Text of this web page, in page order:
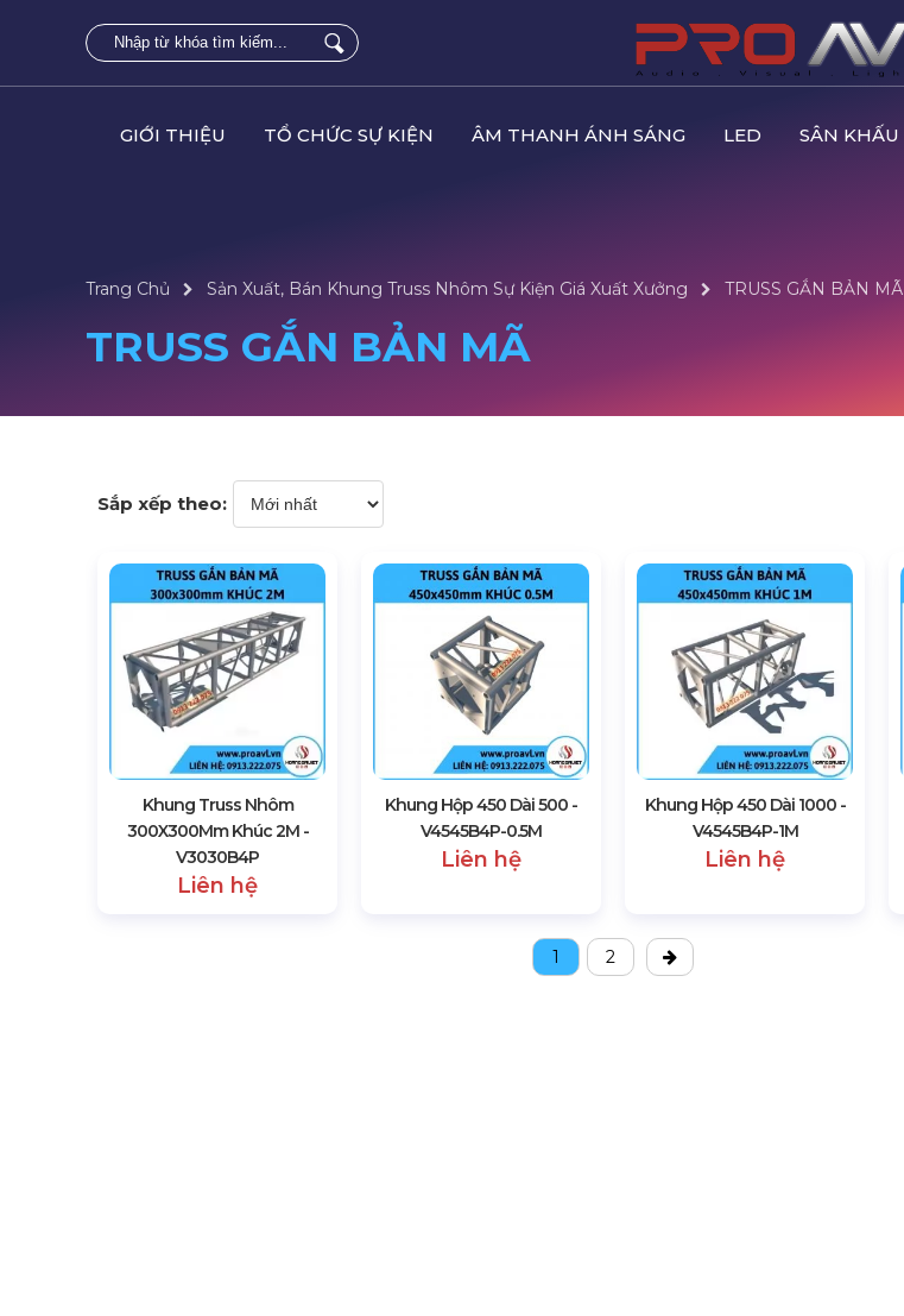
GIỚI THIỆU TỔ CHỨC SỰ KIỆN ÂM THANH ÁNH SÁNG LED SÂN KHẤU
Trang Chủ Sản Xuất, Bán Khung Truss Nhôm Sự Kiện Giá Xuất Xưởng TRUSS GẮN BẢN MÃ
TRUSS GẮN BẢN MÃ
Sắp xếp theo:
Khung Truss Nhôm
300X300Mm Khúc 2M -
V3030B4P
Liên hệ
Khung Hộp 450 Dài 500 -
V4545B4P-0.5M
Liên hệ
Khung Hộp 450 Dài 1000 -
V4545B4P-1M
Liên hệ
1 2